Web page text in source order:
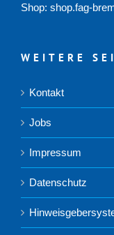
Shop: shop.fag-
WEITERE
Kontakt
Jobs
Impressum
Datenschutz